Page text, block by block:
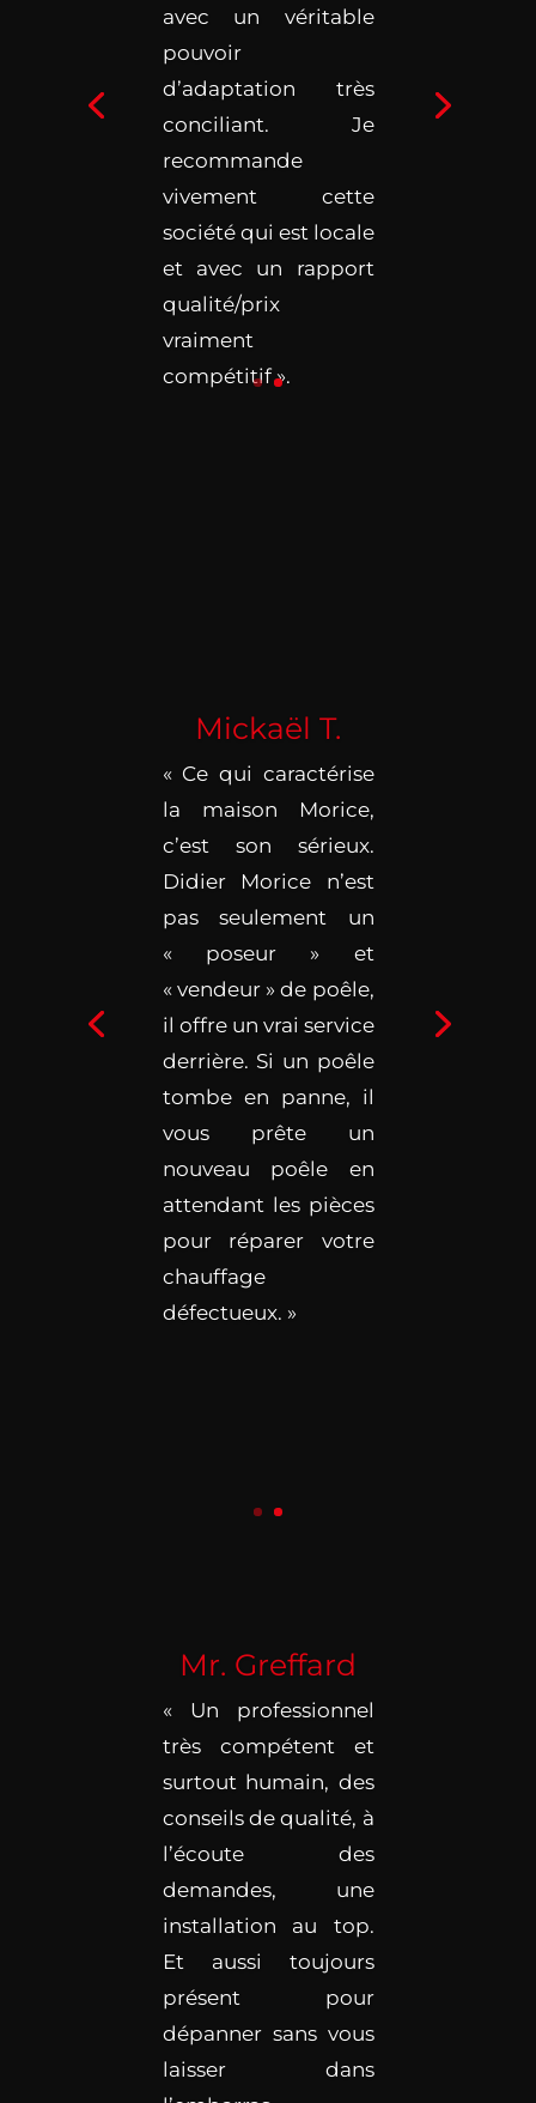
avec un véritable
pouvoir
d’adaptation très
conciliant. Je
recommande
vivement cette
société qui est locale
et avec un rapport
qualité/prix
vraiment
compétitif ».
Mickaël T.
« Ce qui caractérise
la maison Morice,
c’est son sérieux.
Didier Morice n’est
pas seulement un
« poseur » et
« vendeur » de poêle,
il offre un vrai service
derrière. Si un poêle
tombe en panne, il
vous prête un
nouveau poêle en
attendant les pièces
pour réparer votre
chauffage
défectueux. »
Mr. Greffard
« Un professionnel
très compétent et
surtout humain, des
conseils de qualité, à
l’écoute des
demandes, une
installation au top.
Et aussi toujours
présent pour
dépanner sans vous
laisser dans